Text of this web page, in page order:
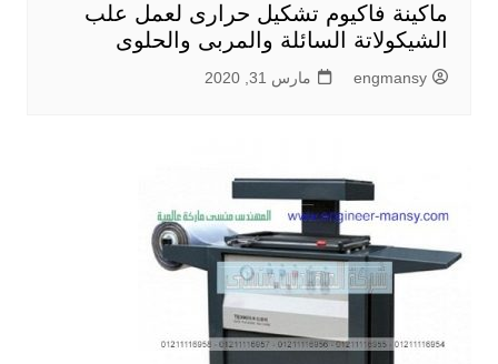
ماكينة فاكيوم تشكيل حرارى لعمل علب
الشيكولاتة السائلة والمربى والحلوى
engmansy مارس 31, 2020